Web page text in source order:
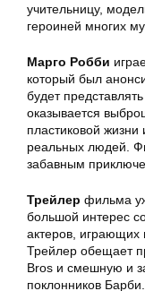
учительницу,
героиней многих
Марго Робби
который был
будет
оказывается
пластиковой
реальных людей.
забавным
Трейлер фильма
большой интерес
актеров, играющих
Трейлер обещает
Bros и смешную и
поклонников Барби.